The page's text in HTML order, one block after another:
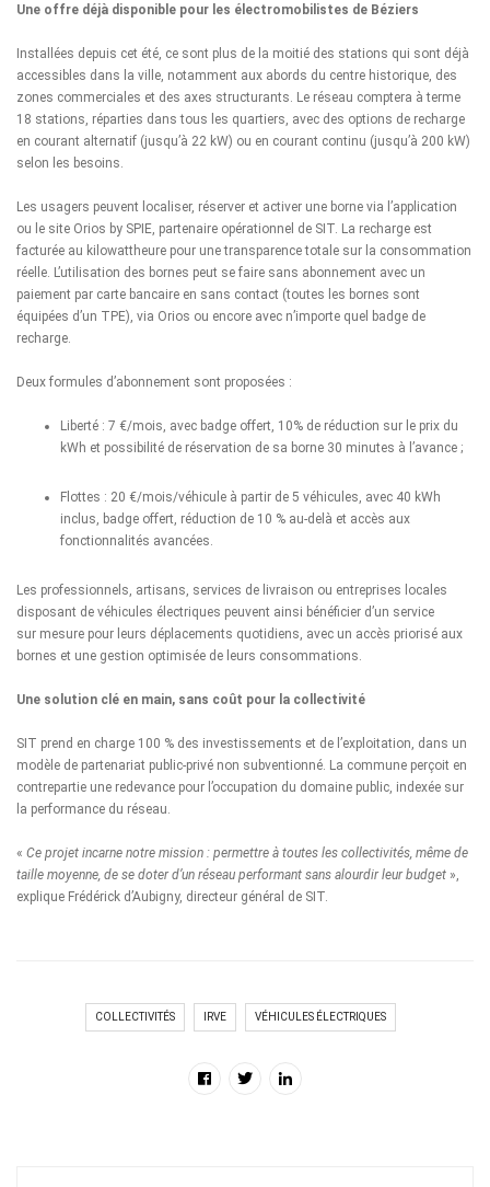
Une offre déjà disponible pour les électromobilistes de Béziers
Installées depuis cet été, ce sont plus de la moitié des stations qui sont déjà
accessibles dans la ville, notamment aux abords du centre historique, des
zones commerciales et des axes structurants. Le réseau comptera à terme
18 stations, réparties dans tous les quartiers, avec des options de recharge
en courant alternatif (jusqu’à 22 kW) ou en courant continu (jusqu’à 200 kW)
selon les besoins.
Les usagers peuvent localiser, réserver et activer une borne via l’application
ou le site Orios by SPIE , partenaire opérationnel de SIT. La recharge est
facturée au kilowattheure pour une transparence totale sur la consommation
réelle. L’utilisation des bornes peut se faire sans abonnement avec un
paiement par carte bancaire en sans contact (toutes les bornes sont
équipées d’un TPE), via Orios ou encore avec n’importe quel badge de
recharge.
Deux formules d’abonnement sont proposées :
Liberté : 7 €/mois, avec badge offert, 10% de réduction sur le prix du
kWh et possibilité de réservation de sa borne 30 minutes à l’avance ;
Flottes : 20 €/mois/véhicule à partir de 5 véhicules, avec 40 kWh
inclus, badge offert, réduction de 10 % au-delà et accès aux
fonctionnalités avancées.
Les professionnels, artisans, services de livraison ou entreprises locales
disposant de véhicules électriques peuvent ainsi bénéficier d’un service
sur mesure pour leurs déplacements quotidiens, avec un accès priorisé aux
bornes et une gestion optimisée de leurs consommations.
Une solution clé en main, sans coût pour la collectivité
SIT prend en charge 100 % des investissements et de l’exploitation, dans un
modèle de partenariat public-privé non subventionné. La commune perçoit en
contrepartie une redevance pour l’occupation du domaine public, indexée sur
la performance du réseau.
« Ce projet incarne notre mission : permettre à toutes les collectivités, même de
taille moyenne, de se doter d’un réseau performant sans alourdir leur budget »,
explique Frédérick d’Aubigny, directeur général de SIT.
COLLECTIVITÉS IRVE VÉHICULES ÉLECTRIQUES